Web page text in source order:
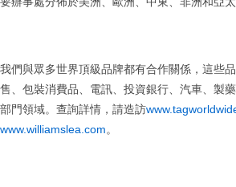
我們與眾多世界頂級品牌都有合作關係，這些
售、包裝消費品、電訊、投資銀行、汽車、製
部門領域。查詢詳情，請造訪
www.williamslea.com。